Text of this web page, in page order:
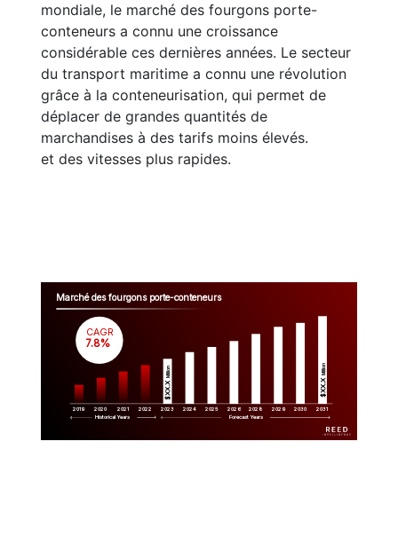
mondiale, le marché des fourgons porte-
conteneurs a connu une croissance
considérable ces dernières années. Le secteur
du transport maritime a connu une révolution
grâce à la conteneurisation, qui permet de
déplacer de grandes quantités de
marchandises à des tarifs moins élevés.
et des vitesses plus rapides.
Marché des fourgons porte-conteneurs
2019 2020 2021 2022 2023 2024 2025 2026 2028 2029 2030 2031
$XX.X
Million
$XX.X
Million
CAGR
7.8%
Historical Years Forecast Years